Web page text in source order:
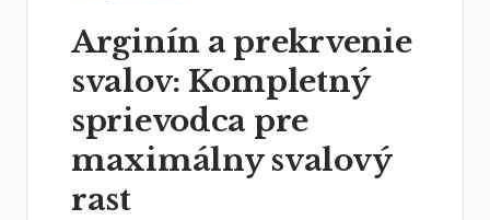
Arginín a prekrvenie
svalov: Kompletný
sprievodca pre
maximálny svalový
rast